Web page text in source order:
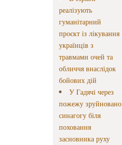
реалізують
гуманітарний
проєкт із лікування
українців з
травмами очей та
обличчя внаслідок
бойових дій
У Гадячі через
пожежу зруйновано
синагогу біля
поховання
засновника руху